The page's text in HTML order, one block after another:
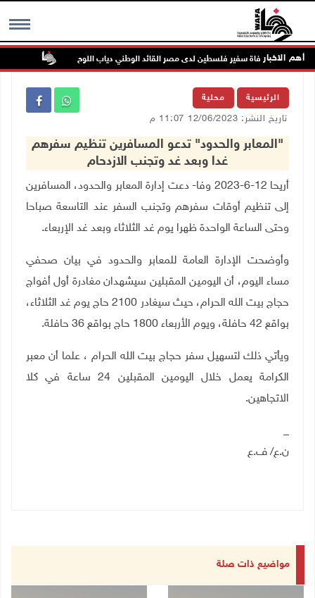
MENU أهم الاخباروفاة سفير فلسطين لدى مصر القائد الوطني دياب اللوح
الرئيسية محلية
تاريخ النشر: 12/06/2023 11:07 م
"المعابر والحدود" تدعو المسافرين تنظيم سفرهم
غدا وبعد غد وتجنب الازدحام
أريحا 12-6-2023 وفا- دعت إدارة المعابر والحدود، المسافرين
إلى تنظيم أوقات سفرهم وتجنب السفر عند التاسعة صباحا
وحتى الساعة الواحدة ظهرا يوم غد الثلاثاء وبعد غد الإربعاء.
وأوضحت الإدارة العامة للمعابر والحدود في بيان صحفي
مساء اليوم، أن اليومين المقبلين سيشهدان مغادرة أول أفواج
حجاج بيت الله الحرام، حيث سيغادر 2100 حاج يوم غد الثلاثاء،
بواقع 42 حافلة، ويوم الأربعاء 1800 حاج بواقع 36 حافلة.
ويأتي ذلك لتسهيل سفر حجاج بيت الله الحرام ، علما أن معبر
الكرامة يعمل خلال اليومين المقبلين 24 ساعة في كلا
الاتجاهين.
ن.ع/ ف.ع
مواضيع ذات صلة